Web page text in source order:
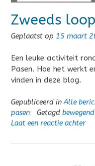
Zweeds
Geplaatst op 15 maart
Een leuke activiteit
Pasen. Hoe het werkt
vinden in deze blog.
Gepubliceerd inAlle
pasen
Getagd
Laat een reactie achter